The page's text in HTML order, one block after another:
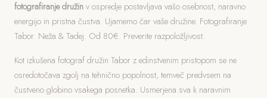
fotografiranje družin v ospredje postavljava vašo osebnost, naravno
energijo in pristna čustva. Ujamemo čar vaše družine. Fotografiranje
Tabor. Neža & Tadej. Od 80€. Preverite razpoložljivost.
Kot izkušena fotograf družin Tabor z edinstvenim pristopom se ne
osredotočava zgolj na tehnično popolnost, temveč predvsem na
čustveno globino vsakega posnetka. Usmerjena sva k naravnim